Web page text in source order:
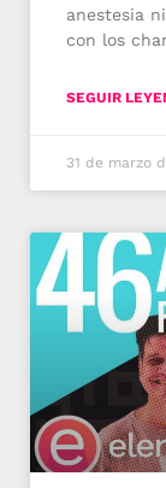
anestesia
con los
SEGUIR
31 de marzo